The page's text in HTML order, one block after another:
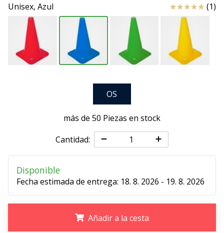
25. 11. 2024
2 min. de lectura
¡Conviértete
¡Te
queremos
en
Unisex, Azul Reseña (1)
OS
más de 50 Piezas en stock
Cantidad:
Disponible
Fecha estimada de entrega: 18. 8. 2026 - 19. 8. 2026
Añadir a la cesta